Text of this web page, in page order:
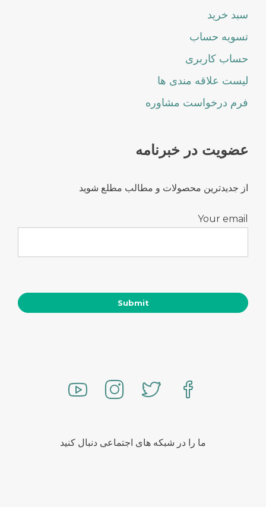
سبد خرید
تسویه حساب
حساب کاربری
لیست علاقه مندی ها
فرم درخواست مشاوره
عضویت در خبرنامه
از جدیدترین محصولات و مطالب مطلع شوید
Your email
ما را در شبکه های اجتماعی دنبال کنید